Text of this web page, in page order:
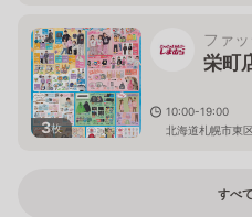
3枚
ファ
栄町
10:00-19:00
北海道札幌市東
すべ